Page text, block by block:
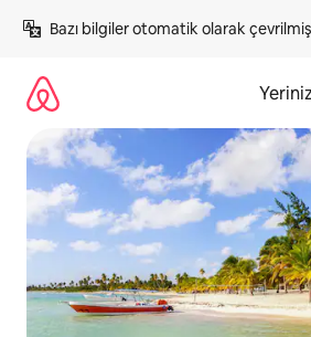
atla
Bazı bilgiler otomatik olarak